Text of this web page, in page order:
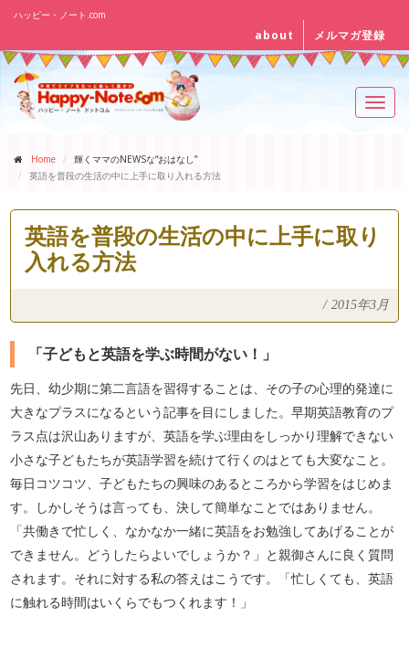
ハッピー・ノート.com
about メルマガ登録
Home
輝くママのNEWSな“おはなし”
英語を普段の生活の中に上手に取り入れる方法
英語を普段の生活の中に上手に取り
入れる方法
/ 2015年3月
「子どもと英語を学ぶ時間がない！」
先日、幼少期に第二言語を習得することは、その子の心理的発達に
大きなプラスになるという記事を目にしました。早期英語教育のプ
ラス点は沢山ありますが、英語を学ぶ理由をしっかり理解できない
小さな子どもたちが英語学習を続けて行くのはとても大変なこと。
毎日コツコツ、子どもたちの興味のあるところから学習をはじめま
す。しかしそうは言っても、決して簡単なことではありません。
「共働きで忙しく、なかなか一緒に英語をお勉強してあげることが
できません。どうしたらよいでしょうか？」と親御さんに良く質問
されます。それに対する私の答えはこうです。「忙しくても、英語
に触れる時間はいくらでもつくれます！」